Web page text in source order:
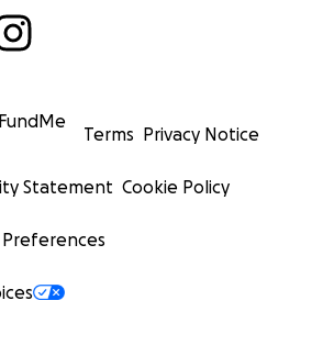
Terms Privacy Notice
Statement Cookie Policy